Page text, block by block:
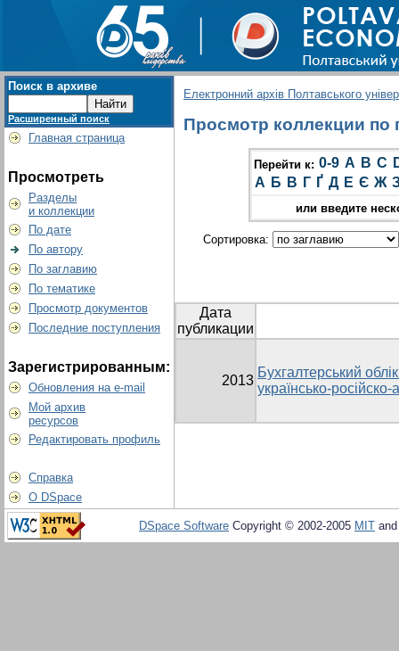
Поиск в архиве
Расширенный поиск
Главная страница
Просмотреть
Разделы
и коллекции
По дате
По автору
По заглавию
По тематике
Просмотр документов
Последние поступления
Зарегистрированным:
Обновления на e-mail
Мой архив
ресурсов
Редактировать профиль
Справка
О DSpace
Електронний архів Полтавського
Просмотр коллекции по
Перейти к: 0-9 A B C
А Б В Г Ґ Д Е Є Ж
или введите
Сортировка:
Дата
публикации
2013
Бухгалтерський
українсько-
DSpace Software Copyright © 2002-2005 MIT